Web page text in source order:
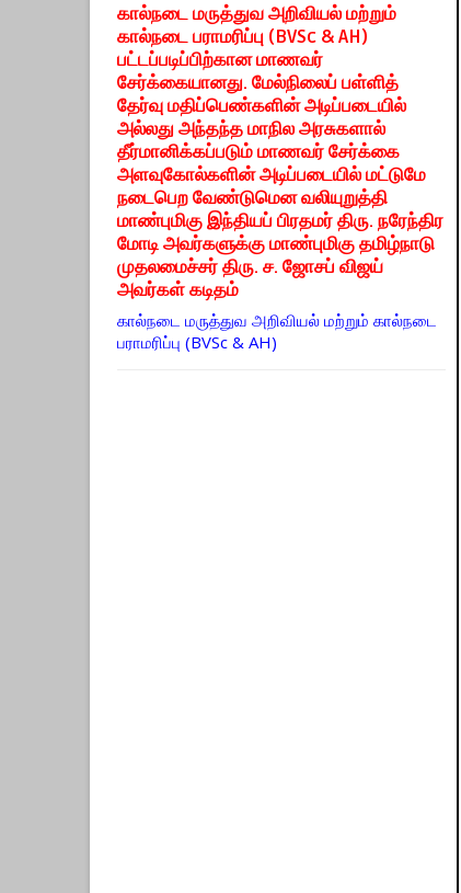
கால்நடை மருத்துவ அறிவியல் மற்றும்
கால்நடை பராமரிப்பு (BVSc & AH)
பட்டப்படிப்பிற்கான மாணவர்
சேர்க்கையானது. மேல்நிலைப் பள்ளித்
தேர்வு மதிப்பெண்களின் அடிப்படையில்
அல்லது அந்தந்த மாநில அரசுகளால்
தீர்மானிக்கப்படும் மாணவர் சேர்க்கை
அளவுகோல்களின் அடிப்படையில் மட்டுமே
நடைபெற வேண்டுமென வலியுறுத்தி
மாண்புமிகு இந்தியப் பிரதமர் திரு. நரேந்திர
மோடி அவர்களுக்கு மாண்புமிகு தமிழ்நாடு
முதலமைச்சர் திரு. ச. ஜோசப் விஜய்
அவர்கள் கடிதம்
கால்நடை மருத்துவ அறிவியல் மற்றும் கால்நடை
பராமரிப்பு (BVSc & AH)